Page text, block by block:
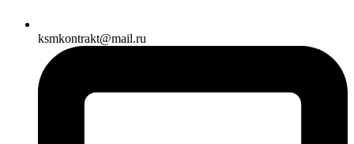
ksmkontrakt@mail.ru